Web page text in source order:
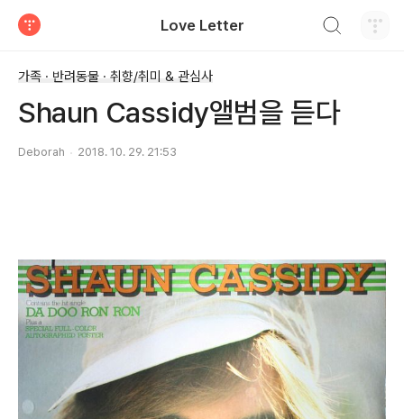
Love Letter
가족 · 반려동물 · 취향/취미 & 관심사
Shaun Cassidy앨범을 듣다
Deborah 2018. 10. 29. 21:53